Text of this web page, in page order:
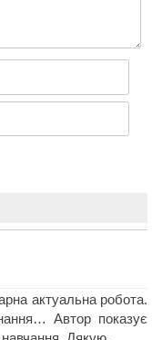
актуальна робота.
Автор показує